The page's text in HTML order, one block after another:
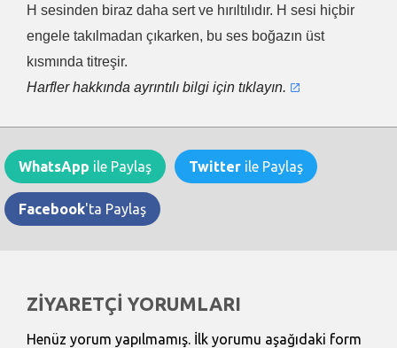
H sesinden biraz daha sert ve hırıltılıdır. H sesi hiçbir
engele takılmadan çıkarken, bu ses boğazın üst
kısmında titreşir.
Harfler hakkında ayrıntılı bilgi için tıklayın.
WhatsApp ile Paylaş Twitter ile Paylaş
Facebook'ta Paylaş
ZİYARETÇİ YORUMLARI
Henüz yorum yapılmamış. İlk yorumu aşağıdaki form